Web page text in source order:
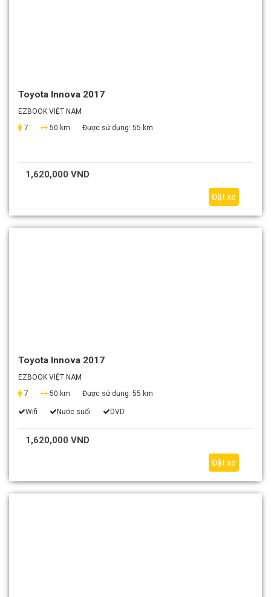
Toyota Innova 2017
EZBOOK VIỆT NAM
7
50 km Được sử dụng: 55 km
1,620,000 VND
Đặt xe
Toyota Innova 2017
EZBOOK VIỆT NAM
7
50 km Được sử dụng: 55 km
Wifi Nước suối DVD
1,620,000 VND
Đặt xe